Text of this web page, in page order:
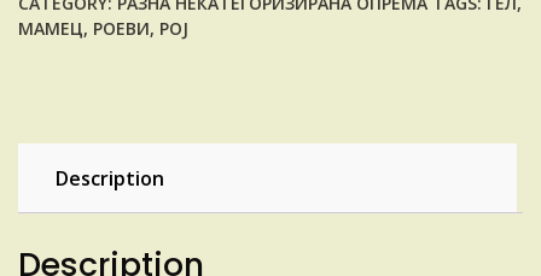
(АБЕЈАР)
quantity
МАМЕЦ, РОЕВИ, РОЈ
Description
Description